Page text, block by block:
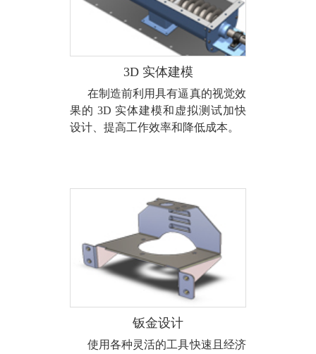
3D 实体建模
在制造前利用具有逼真的视觉效
果的 3D 实体建模和虚拟测试加快
设计、提高工作效率和降低成本。
钣金设计
使用各种灵活的工具快速且经济